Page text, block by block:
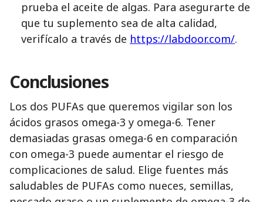
prueba el aceite de algas. Para asegurarte de
que tu suplemento sea de alta calidad,
verifícalo a través de https://labdoor.com/.
Conclusiones
Los dos PUFAs que queremos vigilar son los
ácidos grasos omega-3 y omega-6. Tener
demasiadas grasas omega-6 en comparación
con omega-3 puede aumentar el riesgo de
complicaciones de salud. Elige fuentes más
saludables de PUFAs como nueces, semillas,